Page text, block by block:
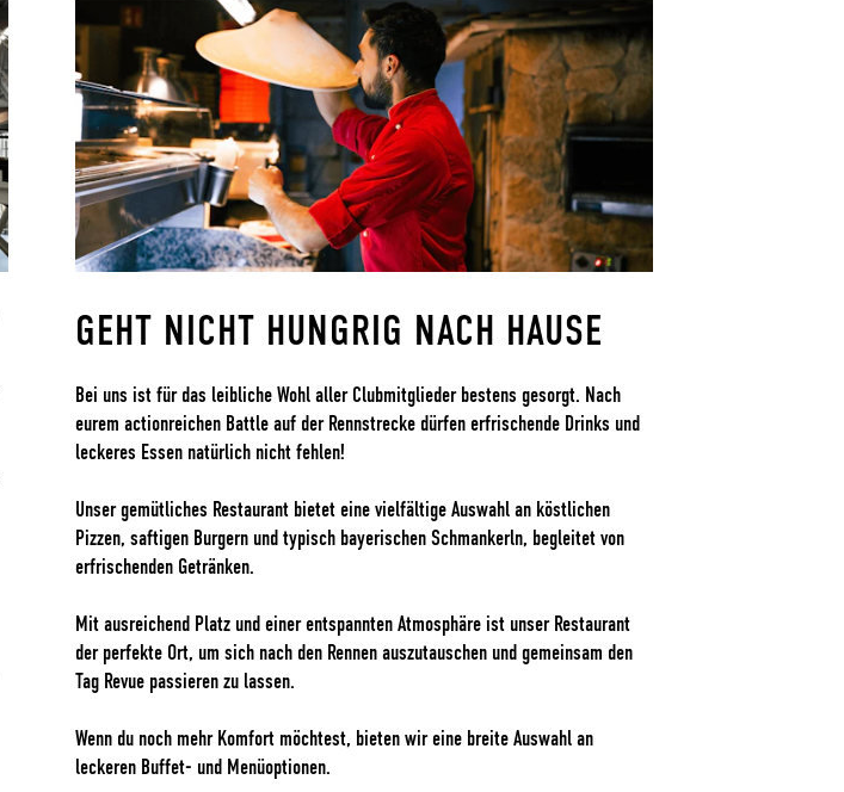
GEHT NICHT HUNGRIG NACH HAUSE
Bei uns ist für das leibliche Wohl aller Clubmitglieder bestens gesorgt. Nach
eurem actionreichen Battle auf der Rennstrecke dürfen erfrischende Drinks und
leckeres Essen natürlich nicht fehlen!
Unser gemütliches Restaurant bietet eine vielfältige Auswahl an köstlichen
Pizzen, saftigen Burgern und typisch bayerischen Schmankerln, begleitet von
erfrischenden Getränken.
Mit ausreichend Platz und einer entspannten Atmosphäre ist unser Restaurant
der perfekte Ort, um sich nach den Rennen auszutauschen und gemeinsam den
Tag Revue passieren zu lassen.
Wenn du noch mehr Komfort möchtest, bieten wir eine breite Auswahl an
leckeren Buffet- und Menüoptionen.